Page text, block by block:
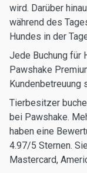
wird. Darüber
während des
Hundes in der
Jede Buchung für
Pawshake
Kundenbetreuung
Tierbesitzer
bei Pawshake.
haben eine
4.97/5 Sternen.
Mastercard,